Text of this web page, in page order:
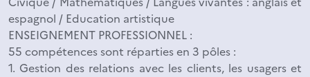
espagnol / Education artistique
ENSEIGNEMENT PROFESSIONNEL :
55 compétences sont réparties en 3 pôles :
1. Gestion des relations avec les clients, les usagers et